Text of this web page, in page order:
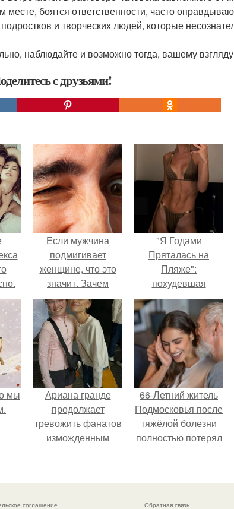
месте, боятся ответственности, часто
и творческих людей, которые
наблюдайте и возможно тогда, вашему взгляду
с друзьями!
Если мужчина
подмигивает
женщине, что это
значит. Зачем
мужчина мне
подмигнул?
"Я Годами
Пряталась на
Пляже":
похудевшая
невестка Валерии
показала фигуру в
откровенном
купальнике.
мы
Ариана гранде
продолжает
тревожить фанатов
изможденным
66-Летний житель
Подмосковья после
тяжёлой болезни
полностью потерял
восстановить
соглашение Обратная связь